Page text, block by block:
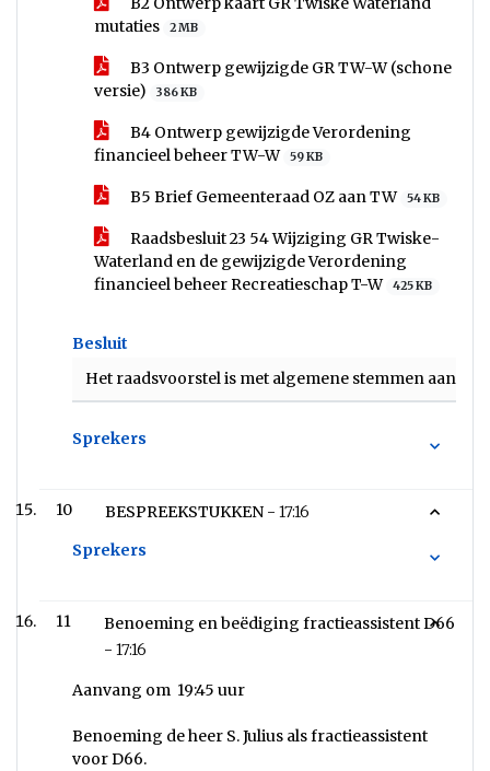
mutaties
2 MB
B3 Ontwerp gewijzigde GR TW-W (schone
versie)
386 KB
B4 Ontwerp gewijzigde Verordening
financieel beheer TW-W
59 KB
B5 Brief Gemeenteraad OZ aan TW 54 KB
Raadsbesluit 23 54 Wijziging GR Twiske-
Waterland en de gewijzigde Verordening
financieel beheer Recreatieschap T-W
425 KB
Besluit
Het raadsvoorstel is met algemene stemmen
Sprekers
10 BESPREEKSTUKKEN - 17:16
Sprekers
11
Benoeming en beëdiging fractieassistent D66
- 17:16
Aanvang om 19:45 uur
Benoeming de heer S. Julius als fractieassistent
voor D66.